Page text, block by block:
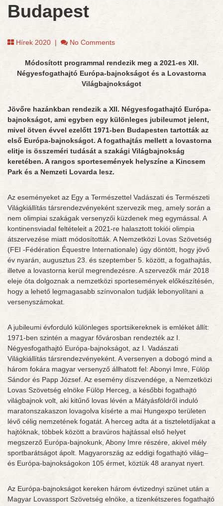
Budapest
Hírek 2020 | No Comments
Módosított programmal rendezik meg a 2021-es XII.
Négyesfogathajtó Európa-bajnokságot és a Lovastorna
Világbajnokságot
Jövőre hazánkban rendezik a XII. Négyesfogathajtó Európa-
bajnokságot, ami egyben egy különleges jubileumot jelent,
mivel ötven évvel ezelőtt 1971-ben Budapesten tartották az
első Európa-bajnokságot. A fogathajtás mellett a lovastorna
elitje is összeméri tudását a szakági Világbajnokság
keretében. A rangos sportesemények helyszíne a Kincsem
Park és a Nemzeti Lovarda lesz.
Az eseményeket az Egy a Természettel Vadászati és Természeti
Világkiállítás társrendezvényeként szervezik meg, amely során a
nem olimpiai szakágak versenyzői küzdenek meg egymással. A
kontinensviadal feltételeit a 2021-re halasztott tokiói olimpia
átszervezése miatt módosították. A Nemzetközi Lovas Szövetség
(FEI -Fédération Équestre Internationale) úgy döntött, hogy jövő
év nyarán, augusztus 23. és szeptember 5. között, a fogathajtás,
illetve a lovastorna kerül megrendezésre. A szervezők már 2018
eleje óta dolgoznak a nemzetközi sportesemények előkészítésén,
hogy a lehető legmagasabb színvonalon tudják lebonyolítani a
versenyszámokat.
A jubileumi évforduló különleges sportsikereknek is emléket állít:
1971-ben szintén a magyar fővárosban rendezték az I.
Négyesfogathajtó Európa-bajnokságot, az I. Vadászati
Világkiállítás társrendezvényeként. A versenyen a dobogó mind a
három fokára magyar versenyző állhatott fel: Abonyi Imre, Fülöp
Sándor és Papp József. Az esemény díszvendége, a Nemzetközi
Lovas Szövetség elnöke Fülöp Herceg, a későbbi fogathajtó
világbajnok volt, aki kitűnő lovas lévén a Mátyásföldről induló
maratonszakaszon lovagolva kísérte a mai Hungexpo területen
lévő célig nemzetének fogatát. A herceg adta át a tiszteletdíjakat a
hajtóknak, többek között a bravúros hajtással első helyet
megszerző Európa-bajnokunk, Abony Imre részére, akivel mély
sportbarátságot ápolt. Magyarország az eddigi fogathajtó világ–
és Európa-bajnokságokon 105 érmet, köztük 48 aranyat nyert.
Az Európa-bajnokságot kereken három évtizednyi szünet után a
Magyar Lovassport Szövetség elnöke, a tizenkétszeres fogathajtó